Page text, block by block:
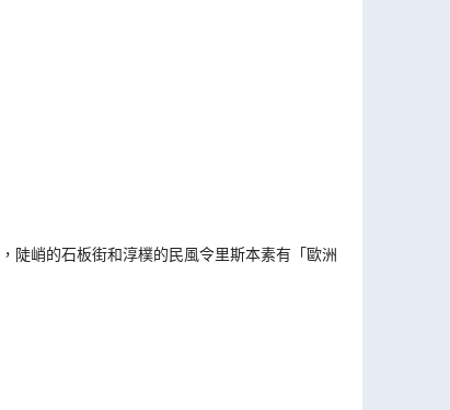
峭的石板街和淳樸的民風令里斯本素有「歐洲的